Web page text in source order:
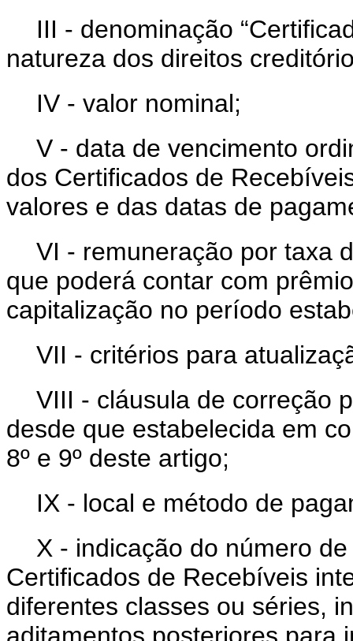
III - denominação
natureza dos direitos
IV - valor nominal;
V - data de vencimento
dos Certificados de
valores e das datas de
VI - remuneração por taxa
que poderá contar com
capitalização no período
VII - critérios para
VIII - cláusula de correção
desde que estabelecida em
8º e 9º deste artigo;
IX - local e método de
X - indicação do número
Certificados de Recebíveis
diferentes classes ou séries,